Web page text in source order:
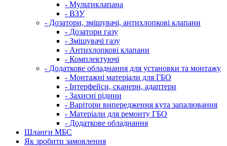
- Мультиклапана
- ВЗУ
- Дозатори, змішувачі, антихлопкові клапани
- Дозатори газу
- Змішувачі газу
- Антихлопкові клапани
- Комплектуючі
- Додаткове обладнання для установки та монтажу
- Монтажні матеріали для ГБО
- Інтерфейси, сканери, адаптери
- Захисні рідини
- Варітори випередження кута запалювання
- Матеріали для ремонту ГБО
- Додаткове обладнання
Шланги МБС
Як зробити замовлення